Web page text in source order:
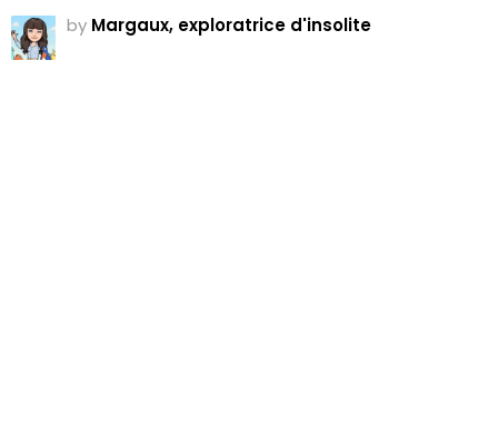
by Margaux, exploratrice d'insolite